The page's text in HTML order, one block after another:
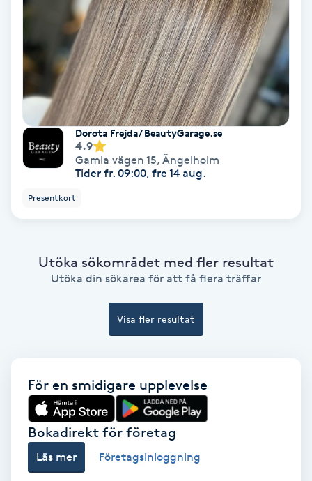
Ansiktsbehandling djuprengörande
Babylights
Balayage
Bambumassage
Brynformning
Brynfärgning
Brynplockning
Dorota Frejda/ BeautyGarage.se
4.9
Gamla vägen 15, Ängelholm
Tider fr. 09:00, fre 14 aug.
Presentkort
Utöka sökområdet med fler resultat
Utöka din sökarea för att få flera träffar
Visa fler resultat
För en smidigare upplevelse
Bokadirekt för företag
Läs mer Företagsinloggning